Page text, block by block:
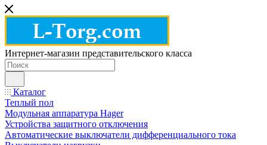
Интернет-магазин представительского класса
Каталог
Теплый пол
Модульная аппаратура Hager
Устройства защитного отключения
Автоматические выключатели дифференциального тока